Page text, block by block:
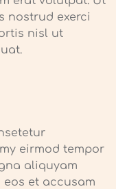
nostrud exerci
nisl ut
eirmod tempor
aliquyam
eos et accusam